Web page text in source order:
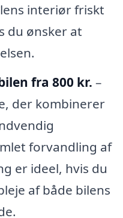
interiør friskt
du ønsker at
fra 800 kr. –
der kombinerer
forvandling af
er ideel, hvis du
af både bilens